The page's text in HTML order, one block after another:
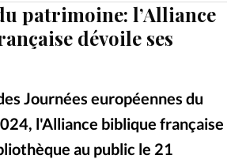
patrimoine: l’Alliance
dévoile ses
Journées européennes du
l'Alliance biblique française
au public le 21